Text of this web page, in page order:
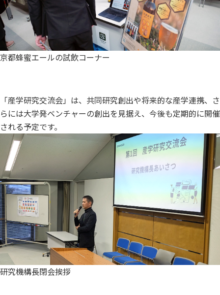
京都蜂蜜エールの試飲コーナー
「産学研究交流会」は、共同研究創出や将来的な産学連携、さ
らには大学発ベンチャーの創出を見据え、今後も定期的に開催
される予定です。
研究機構長閉会挨拶